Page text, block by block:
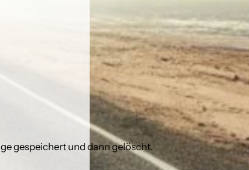
gespeichert und dann gelöscht.